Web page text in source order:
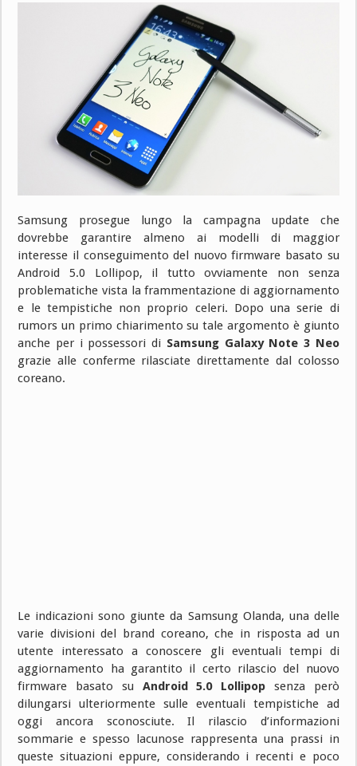
Samsung prosegue lungo la campagna update che
dovrebbe garantire almeno ai modelli di maggior
interesse il conseguimento del nuovo firmware basato su
Android 5.0 Lollipop, il tutto ovviamente non senza
problematiche vista la frammentazione di aggiornamento
e le tempistiche non proprio celeri. Dopo una serie di
rumors un primo chiarimento su tale argomento è giunto
anche per i possessori di Samsung Galaxy Note 3 Neo
grazie alle conferme rilasciate direttamente dal colosso
coreano.
Le indicazioni sono giunte da Samsung Olanda, una delle
varie divisioni del brand coreano, che in risposta ad un
utente interessato a conoscere gli eventuali tempi di
aggiornamento ha garantito il certo rilascio del nuovo
firmware basato su Android 5.0 Lollipop senza però
dilungarsi ulteriormente sulle eventuali tempistiche ad
oggi ancora sconosciute. Il rilascio d’informazioni
sommarie e spesso lacunose rappresenta una prassi in
queste situazioni eppure, considerando i recenti e poco